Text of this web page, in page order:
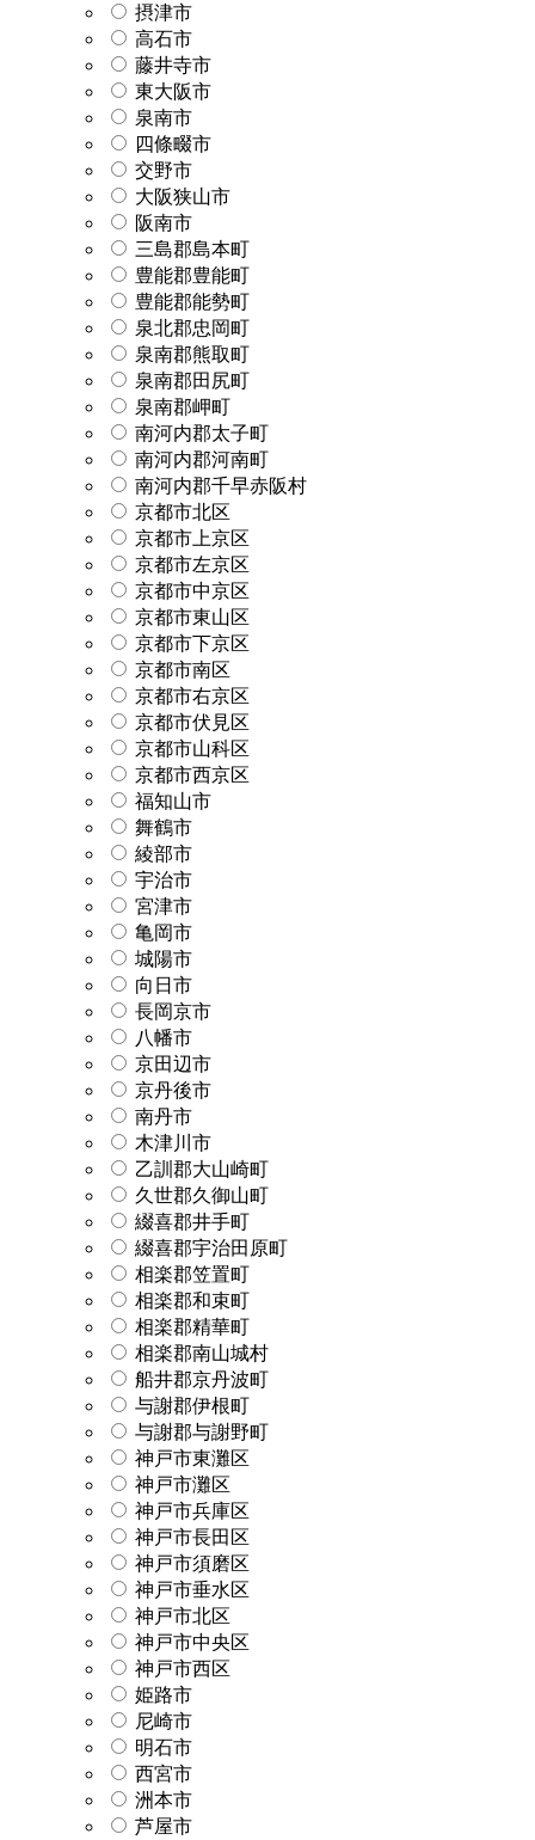
摂津市
高石市
藤井寺市
東大阪市
泉南市
四條畷市
交野市
大阪狭山市
阪南市
三島郡島本町
豊能郡豊能町
豊能郡能勢町
泉北郡忠岡町
泉南郡熊取町
泉南郡田尻町
泉南郡岬町
南河内郡太子町
南河内郡河南町
南河内郡千早赤阪村
京都市北区
京都市上京区
京都市左京区
京都市中京区
京都市東山区
京都市下京区
京都市南区
京都市右京区
京都市伏見区
京都市山科区
京都市西京区
福知山市
舞鶴市
綾部市
宇治市
宮津市
亀岡市
城陽市
向日市
長岡京市
八幡市
京田辺市
京丹後市
南丹市
木津川市
乙訓郡大山崎町
久世郡久御山町
綴喜郡井手町
綴喜郡宇治田原町
相楽郡笠置町
相楽郡和束町
相楽郡精華町
相楽郡南山城村
船井郡京丹波町
与謝郡伊根町
与謝郡与謝野町
神戸市東灘区
神戸市灘区
神戸市兵庫区
神戸市長田区
神戸市須磨区
神戸市垂水区
神戸市北区
神戸市中央区
神戸市西区
姫路市
尼崎市
明石市
西宮市
洲本市
芦屋市